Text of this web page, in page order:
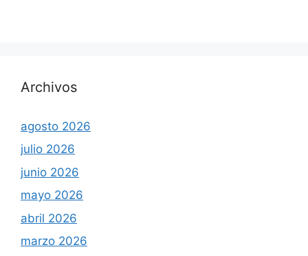
Archivos
agosto 2026
julio 2026
junio 2026
mayo 2026
abril 2026
marzo 2026